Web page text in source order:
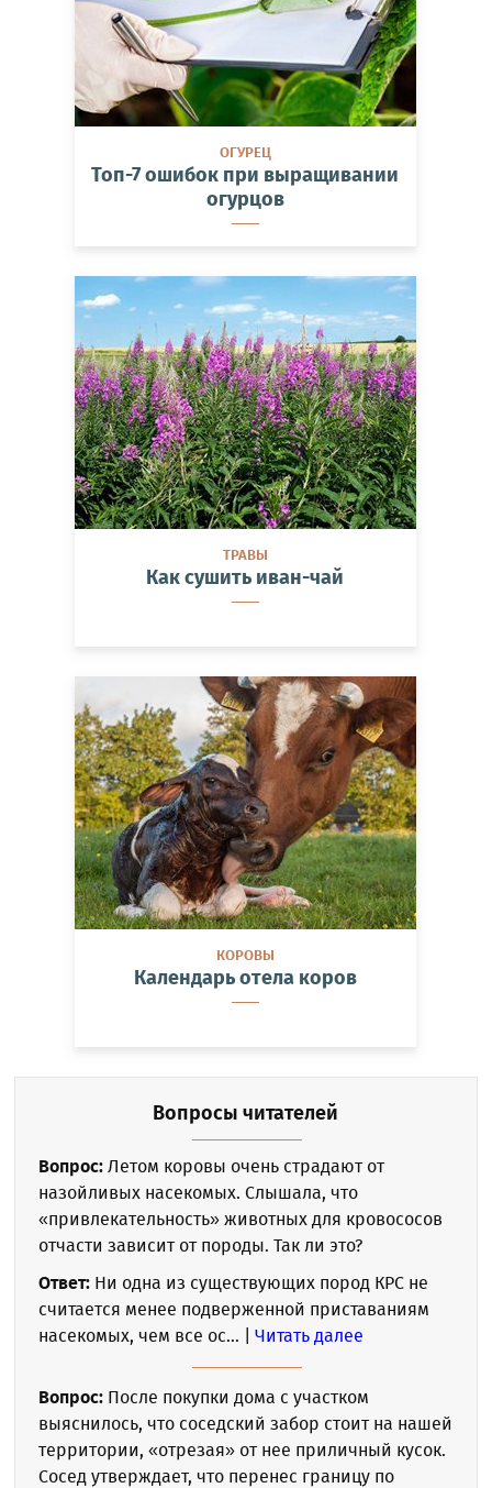
ОГУРЕЦ
Топ-7 ошибок при выращивании
огурцов
ТРАВЫ
Как сушить иван-чай
КОРОВЫ
Календарь отела коров
Вопросы читателей
Вопрос: Летом коровы очень страдают от
назойливых насекомых. Слышала, что
«привлекательность» животных для кровососов
отчасти зависит от породы. Так ли это?
Ответ: Ни одна из существующих пород КРС не
считается менее подверженной приставаниям
насекомых, чем все ос... |Читать далее
Вопрос: После покупки дома с участком
выяснилось, что соседский забор стоит на нашей
территории, «отрезая» от нее приличный кусок.
Сосед утверждает, что перенес границу по